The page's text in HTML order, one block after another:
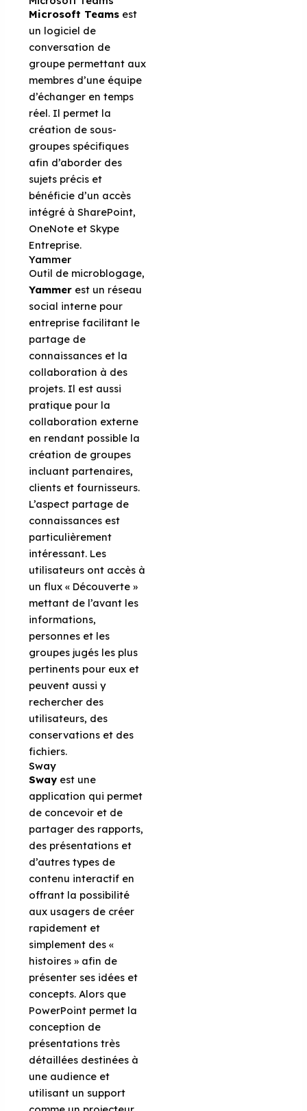
Microsoft Teams est
un logiciel de
conversation de
groupe permettant aux
membres d’une équipe
d’échanger en temps
réel. Il permet la
création de sous-
groupes spécifiques
afin d’aborder des
sujets précis et
bénéficie d’un accès
intégré à SharePoint,
OneNote et Skype
Entreprise.
Yammer
Outil de microblogage,
Yammer est un réseau
social interne pour
entreprise facilitant le
partage de
connaissances et la
collaboration à des
projets. Il est aussi
pratique pour la
collaboration externe
en rendant possible la
création de groupes
incluant partenaires,
clients et fournisseurs.
L’aspect partage de
connaissances est
particulièrement
intéressant. Les
utilisateurs ont accès à
un flux « Découverte »
mettant de l’avant les
informations,
personnes et les
groupes jugés les plus
pertinents pour eux et
peuvent aussi y
rechercher des
utilisateurs, des
conservations et des
fichiers.
Sway
Sway est une
application qui permet
de concevoir et de
partager des rapports,
des présentations et
d’autres types de
contenu interactif en
offrant la possibilité
aux usagers de créer
rapidement et
simplement des «
histoires » afin de
présenter ses idées et
concepts. Alors que
PowerPoint permet la
conception de
présentations très
détaillées destinées à
une audience et
utilisant un support